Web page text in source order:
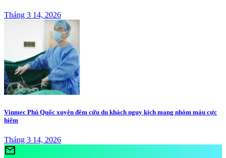
Tháng 3 14, 2026
Vinmec Phú Quốc xuyên đêm cứu du khách nguy kịch mang nhóm máu cực
hiếm
Tháng 3 14, 2026
mail